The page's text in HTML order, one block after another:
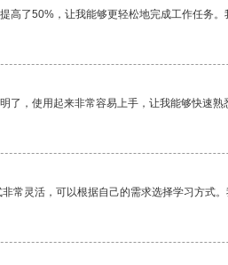
高了50%，让我能够更轻松地完成工作任务
了，使用起来非常容易上手，让我能够快速熟
常灵活，可以根据自己的需求选择学习方式